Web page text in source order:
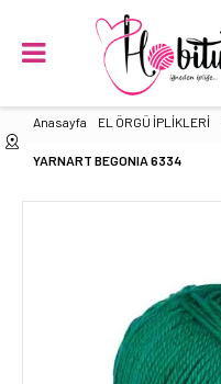
Anasayfa EL ÖRGÜ İPLİKLERİ
YARNART BEGONIA 6334